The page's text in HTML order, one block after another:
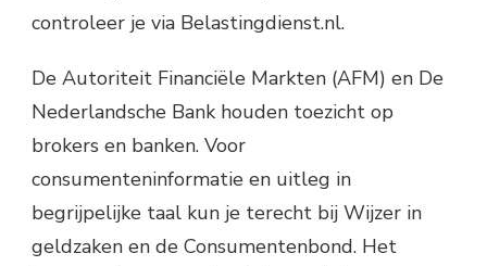
controleer je via Belastingdienst.nl.
De Autoriteit Financiële Markten (AFM) en De
Nederlandsche Bank houden toezicht op
brokers en banken. Voor
consumenteninformatie en uitleg in
begrijpelijke taal kun je terecht bij Wijzer in
geldzaken en de Consumentenbond. Het